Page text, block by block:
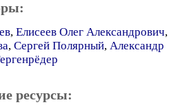
, Елисеев Олег Александрович,
, Сергей Полярный, Александр
ресурсы: